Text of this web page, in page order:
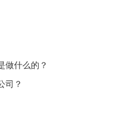
做什么的？
司？